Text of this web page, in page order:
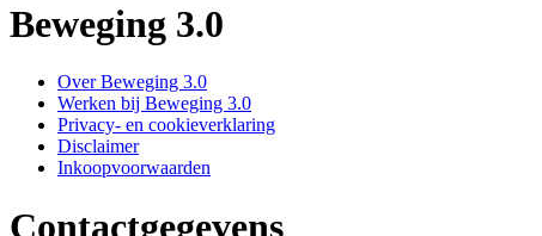
Beweging 3.0
Over Beweging 3.0
Werken bij Beweging 3.0
Privacy- en cookieverklaring
Disclaimer
Inkoopvoorwaarden
Contactgegevens